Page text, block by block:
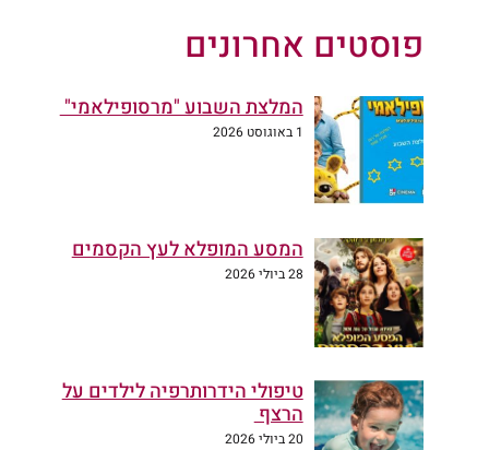
פוסטים אחרונים
המלצת השבוע "מרסופילאמי"
1 באוגוסט 2026
המסע המופלא לעץ הקסמים
28 ביולי 2026
טיפולי הידרותרפיה לילדים על
הרצף
20 ביולי 2026